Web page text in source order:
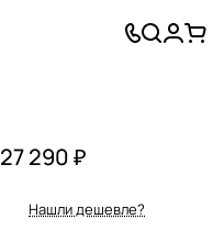
27 290 ₽
Нашли дешевле?